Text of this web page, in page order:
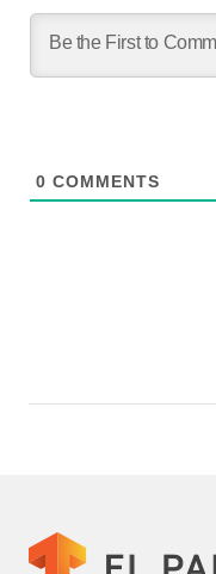
0 COMMENTS